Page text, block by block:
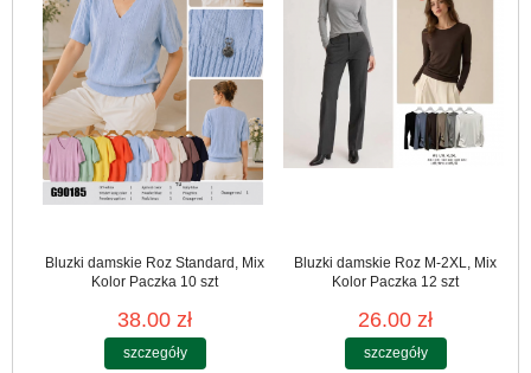
Bluzki damskie Roz Standard, Mix
Kolor Paczka 10 szt
38.00 zł
szczegóły
Bluzki damskie Roz M-2XL, Mix
Kolor Paczka 12 szt
26.00 zł
szczegóły